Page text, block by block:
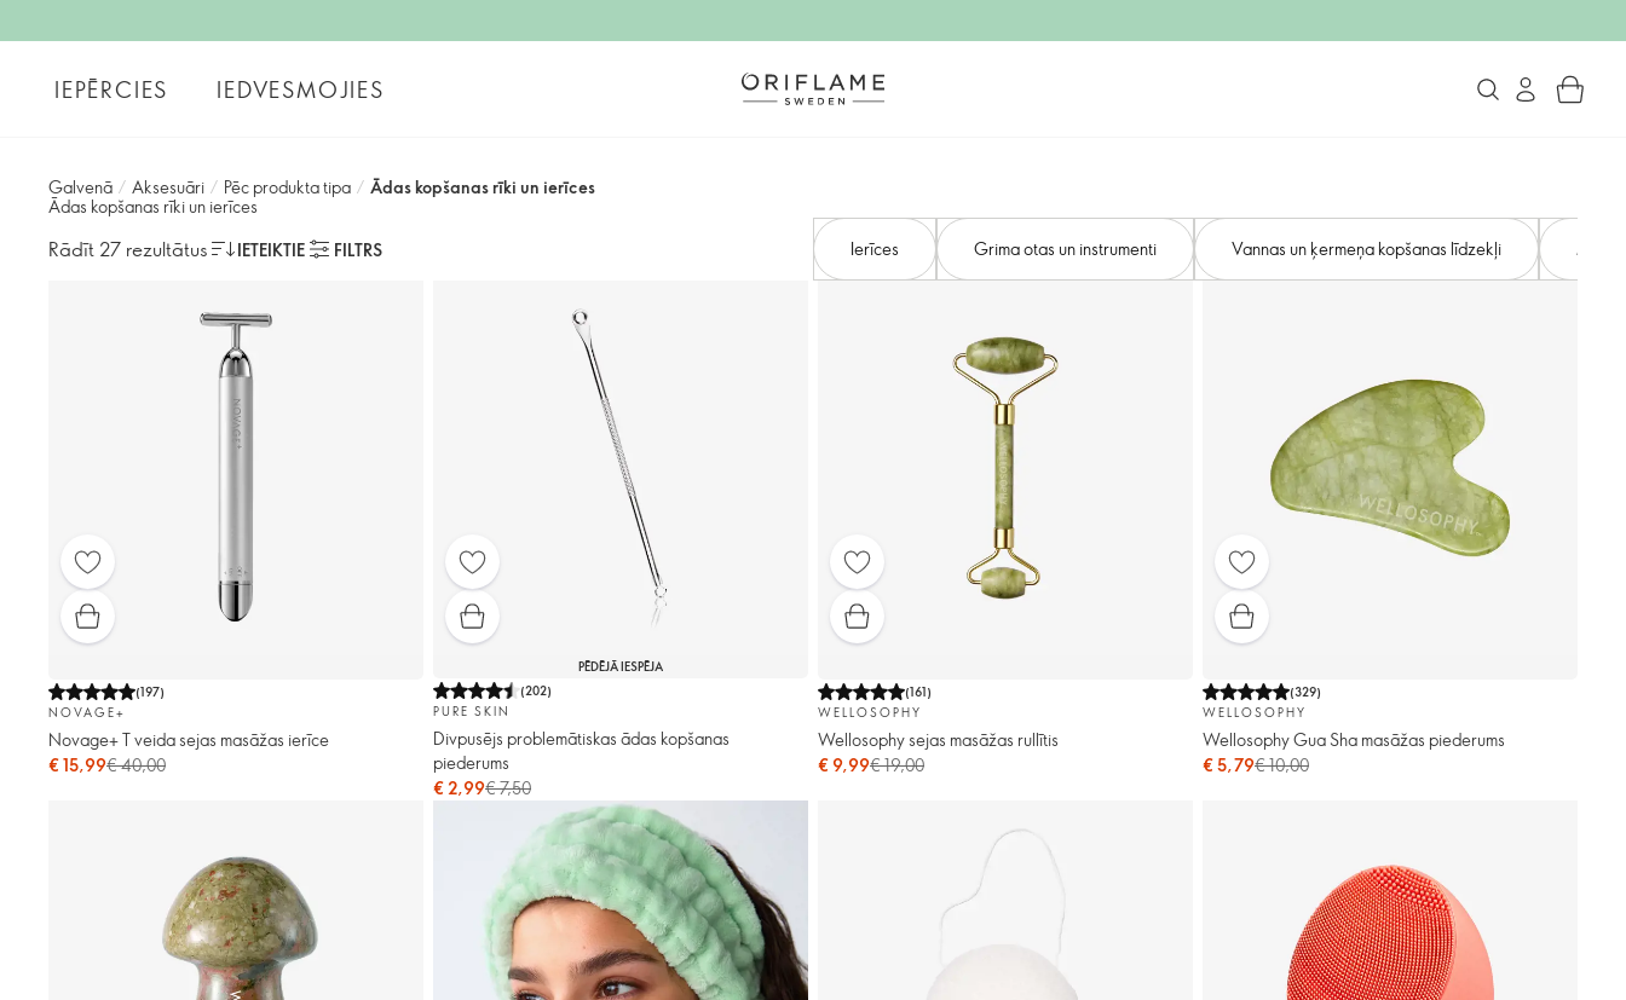
IEPĒRCIES IEDVESMOJIES
Galvenā / Aksesuāri / Pēc produkta tipa / Ādas kopšanas rīki un ierīces
Ādas kopšanas rīki un ierīces
Rādīt 27 rezultātus IETEIKTIE FILTRS Ierīces Grima otas un instrumenti Vannas un ķermeņa kopšanas līdzekļi Matu
(197)
NOVAGE+
Novage+ T veida sejas masāžas ierīce
€ 15,99€ 40,00
PĒDĒJĀ IESPĒJA
(202)
PURE SKIN
Divpusējs problemātiskas ādas kopšanas
piederums
€ 2,99€ 7,50
(161)
WELLOSOPHY
Wellosophy sejas masāžas rullītis
€ 9,99€ 19,00
(329)
WELLOSOPHY
Wellosophy Gua Sha masāžas piederums
€ 5,79€ 10,00